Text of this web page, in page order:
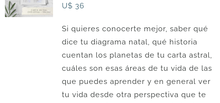
U$ 36
Si quieres conocerte mejor, saber qué
dice tu diagrama natal, qué historia
cuentan los planetas de tu carta astral,
cuáles son esas áreas de tu vida de las
que puedes aprender y en general ver
tu vida desde otra perspectiva que te